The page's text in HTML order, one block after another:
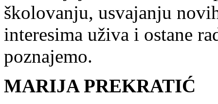
školovanju, usvajanju
interesima uživa i ostane
poznajemo.
MARIJA PREKRATIĆ